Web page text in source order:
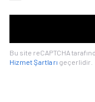
Bu site reCAPTCHA
Hizmet Şartları geçerlidir.